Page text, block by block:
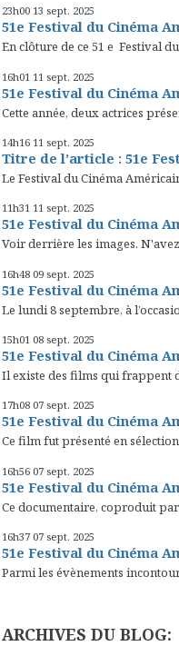
23h00 13 sept. 2025
51e Festival du Cinéma
En clôture de ce 51 e Festival
16h01 11 sept. 2025
51e Festival du Cinéma
Cette année, deux actrices
14h16 11 sept. 2025
Titre de l’article : 51e
Le Festival du Cinéma
11h31 11 sept. 2025
51e Festival du Cinéma
Voir derrière les images.
16h48 09 sept. 2025
51e Festival du Cinéma
Le lundi 8 septembre, à
15h01 08 sept. 2025
51e Festival du Cinéma
Il existe des films qui frappent
17h08 07 sept. 2025
51e Festival du Cinéma
Ce film fut présenté en
16h56 07 sept. 2025
51e Festival du Cinéma
Ce documentaire, coproduit
16h37 07 sept. 2025
51e Festival du Cinéma
Parmi les évènements
ARCHIVES DU BLOG: